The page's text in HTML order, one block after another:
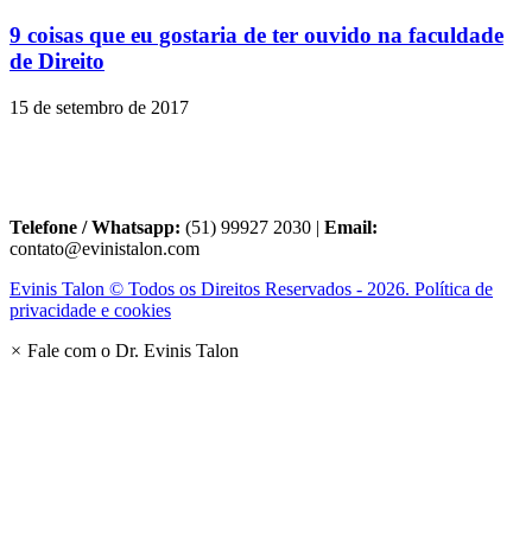
9 coisas que eu gostaria de ter ouvido na faculdade
de Direito
15 de setembro de 2017
Telefone / Whatsapp: (51) 99927 2030 | Email:
contato@evinistalon.com
Evinis Talon © Todos os Direitos Reservados - 2026. Política de
privacidade e cookies
× Fale com o Dr. Evinis Talon